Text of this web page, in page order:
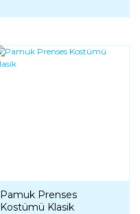
Pamuk Prenses
Kostümü Klasik